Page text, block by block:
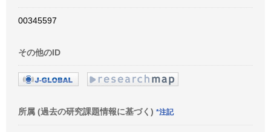
00345597
その他のID
所属 (過去の研究課題情報に基づく) *注記